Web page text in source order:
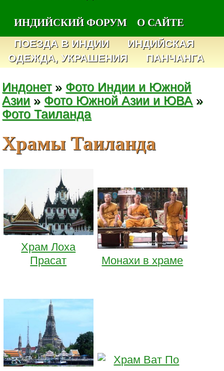
ИНДИЙСКИЙ ФОРУМ
О САЙТЕ
ПОЕЗДА В ИНДИИ
ИНДИЙСКАЯ
ОДЕЖДА, УКРАШЕНИЯ
ПАНЧАНГА
Индонет» Фото Индии и Южной
Азии » Фото Южной Азии и ЮВА »
Фото Таиланда
Храмы Таиланда
Храм Лоха
Прасат
Монахи в храме